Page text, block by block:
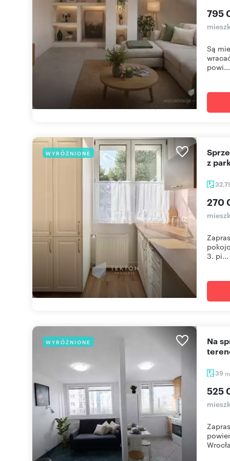
795
Są
powi...
WYRÓŻNIONE
Sprzedam nowoczesne 2-pokojowe mieszkanie 33 m²
z
270
3. pi...
WYRÓŻNIONE
39 m
Na sprzedaż przestronne 39 m² z windą i zamkniętym
525